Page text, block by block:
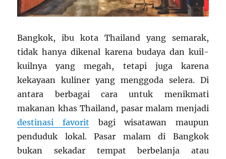
Bangkok, ibu kota Thailand yang semarak,
tidak hanya dikenal karena budaya dan kuil-
kuilnya yang megah, tetapi juga karena
kekayaan kuliner yang menggoda selera. Di
antara berbagai cara untuk menikmati
makanan khas Thailand, pasar malam menjadi
destinasi favorit bagi wisatawan maupun
penduduk lokal. Pasar malam di Bangkok
bukan sekadar tempat berbelanja atau